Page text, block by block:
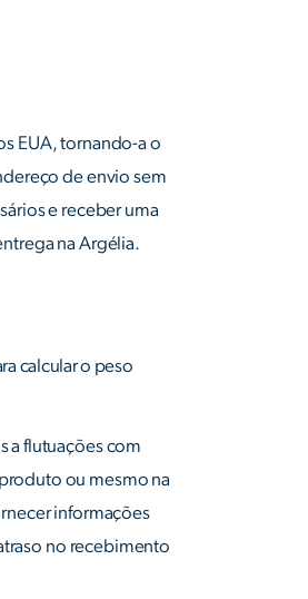
EUA, tornando-a o
de envio sem
e receber uma
na Argélia.
calcular o peso
a flutuações com
ou mesmo na
informações
no recebimento